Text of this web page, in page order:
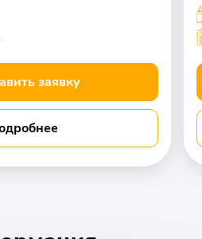
заявку